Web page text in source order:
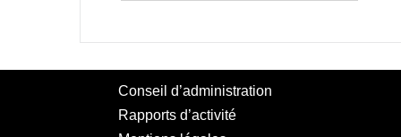
Conseil d’administration
Rapports d’activité